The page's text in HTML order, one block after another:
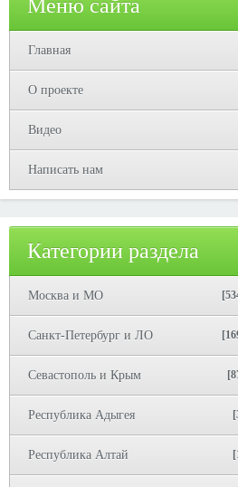
Меню сайта
Главная
О проекте
Видео
Написать нам
Категории раздела
Москва и МО
Санкт-Петербург и ЛО
Севастополь и Крым
Республика Адыгея
Республика Алтай